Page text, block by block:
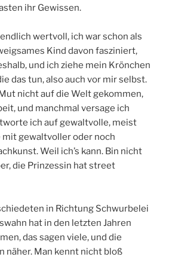
ihr Gewissen.
wertvoll, ich war schon als
Kind davon fasziniert,
und ich ziehe mein Krönchen
das tun, also auch vor mir selbst.
nicht auf die Welt gekommen,
und manchmal versage ich
ich auf gewaltvolle, meist
mit gewaltvoller oder noch
Weil ich’s kann. Bin nicht
die Prinzessin hat street
in Richtung Schwurbelei
hat in den letzten Jahren
das sagen viele, und die
näher. Man kennt nicht bloß